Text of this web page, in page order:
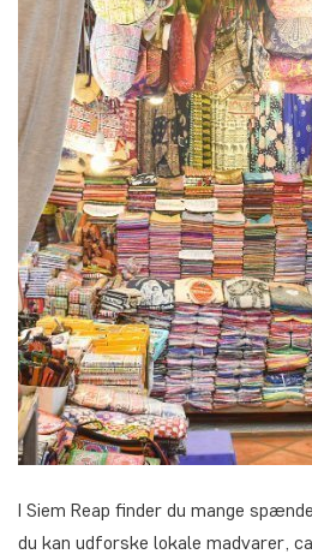
I Siem Reap finder du mange
du kan udforske lokale madvarer,